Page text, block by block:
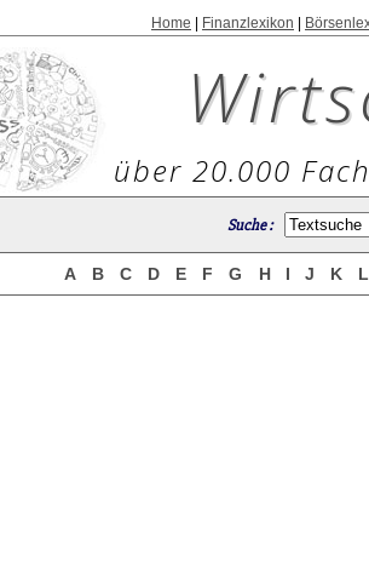
Home Finanzlexikon
über 20.000
Suche :
A B C D E F G H I J K